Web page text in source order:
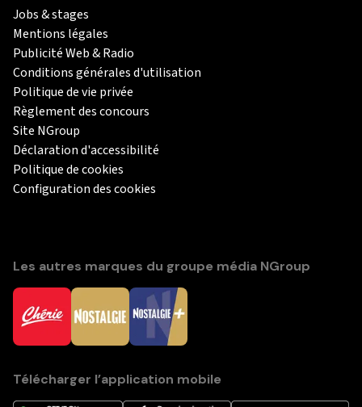
Jobs & stages
Mentions légales
Publicité Web & Radio
Conditions générales d'utilisation
Politique de vie privée
Règlement des concours
Site NGroup
Déclaration d'accessibilité
Politique de cookies
Configuration des cookies
Les autres marques du groupe média NGroup
Télécharger l’application mobile